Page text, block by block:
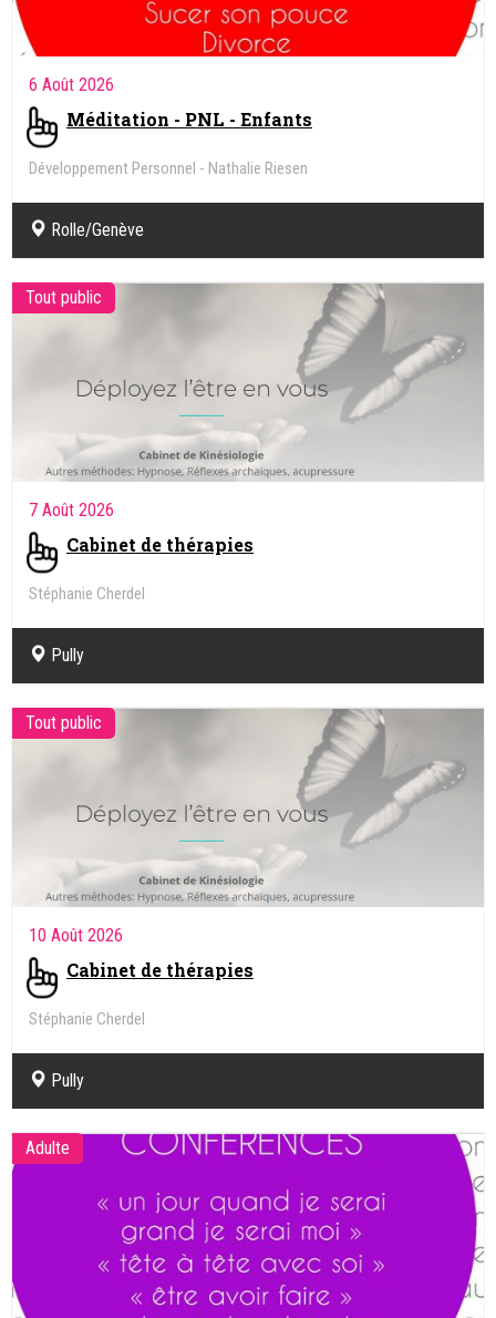
6 Août 2026
Méditation - PNL - Enfants
Développement Personnel - Nathalie Riesen
Rolle/Genève
Tout public
7 Août 2026
Cabinet de thérapies
Stéphanie Cherdel
Pully
Tout public
10 Août 2026
Cabinet de thérapies
Stéphanie Cherdel
Pully
Adulte